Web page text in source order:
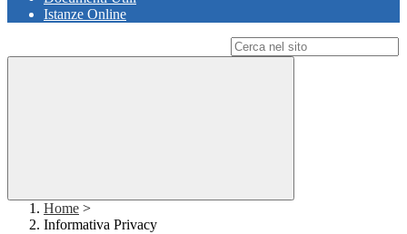
Istanze Online
Home >
Informativa Privacy